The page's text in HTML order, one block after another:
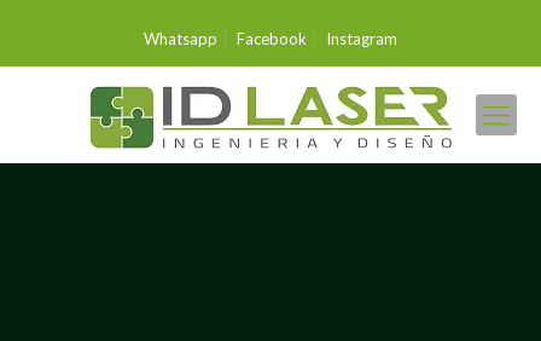
Whatsapp Facebook Instagram